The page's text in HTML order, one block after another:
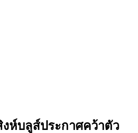
ห์บลูส์ประกาศคว้าตัว